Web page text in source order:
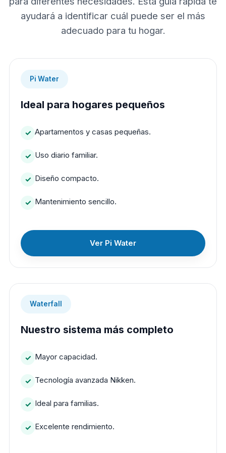
ayudará a identificar cuál puede ser el más
adecuado para tu hogar.
Pi Water
Ideal para hogares pequeños
Apartamentos y casas pequeñas.
Uso diario familiar.
Diseño compacto.
Mantenimiento sencillo.
Ver Pi Water
Waterfall
Nuestro sistema más completo
Mayor capacidad.
Tecnología avanzada Nikken.
Ideal para familias.
Excelente rendimiento.